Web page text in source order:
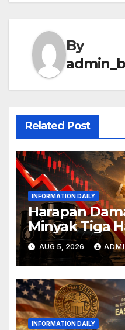
By
Related Post
INFORMATION DAILY
Harapan
Minyak Tiga
AUG 5, 2026
INFORMATION DAILY